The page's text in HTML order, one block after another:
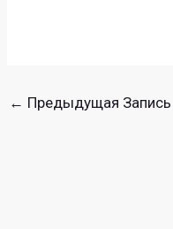
← Предыдущая Запись